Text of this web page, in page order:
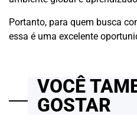
Portanto, para quem busca
essa é uma excelente
VOCÊ
GOSTAR